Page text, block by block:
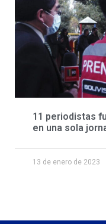
11 periodistas
en una sola
13 de enero de 2023